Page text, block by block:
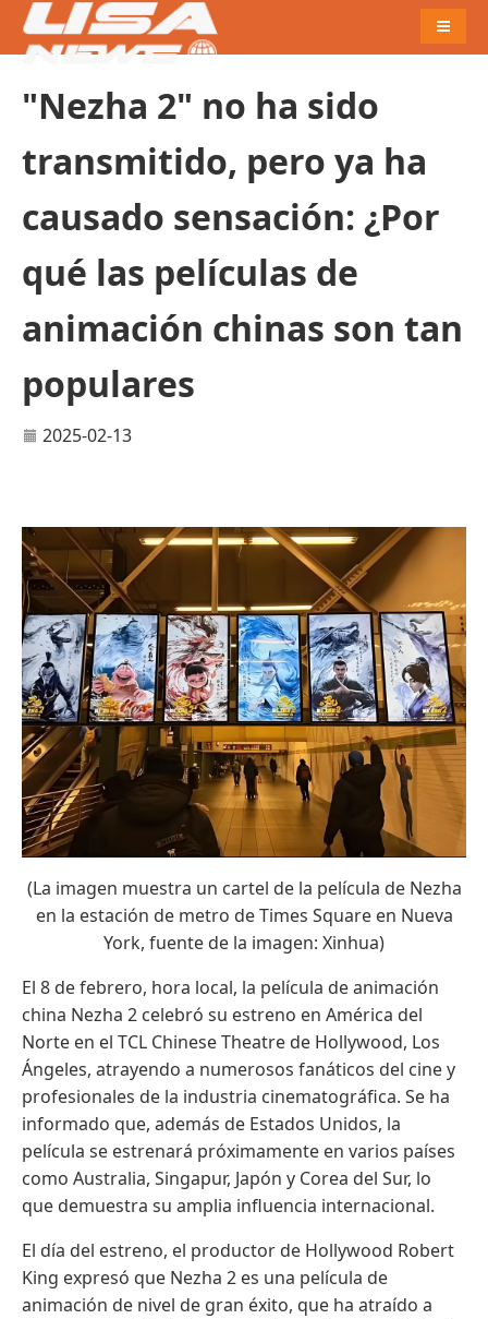
"Nezha 2" no ha sido
transmitido, pero ya ha
causado sensación: ¿Por
qué las películas de
animación chinas son tan
populares
2025-02-13
(La imagen muestra un cartel de la película de Nezha
en la estación de metro de Times Square en Nueva
York, fuente de la imagen: Xinhua)
El 8 de febrero, hora local, la película de animación
china Nezha 2 celebró su estreno en América del
Norte en el TCL Chinese Theatre de Hollywood, Los
Ángeles, atrayendo a numerosos fanáticos del cine y
profesionales de la industria cinematográfica. Se ha
informado que, además de Estados Unidos, la
película se estrenará próximamente en varios países
como Australia, Singapur, Japón y Corea del Sur, lo
que demuestra su amplia influencia internacional.
El día del estreno, el productor de Hollywood Robert
King expresó que Nezha 2 es una película de
animación de nivel de gran éxito, que ha atraído a